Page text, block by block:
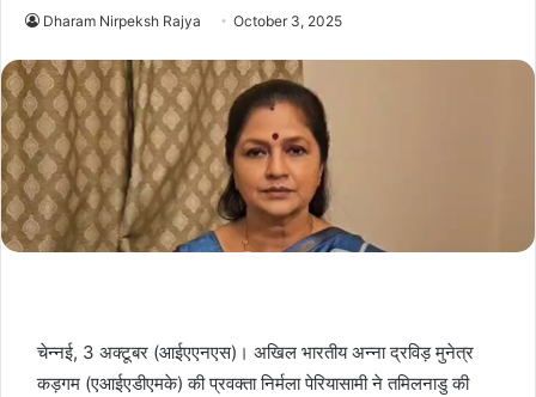
Dharam Nirpeksh Rajya October 3, 2025
चेन्नई, 3 अक्टूबर (आईएएनएस)। अखिल भारतीय अन्ना द्रविड़ मुनेत्र
कड़गम (एआईएडीएमके) की प्रवक्ता निर्मला पेरियासामी ने तमिलनाडु की